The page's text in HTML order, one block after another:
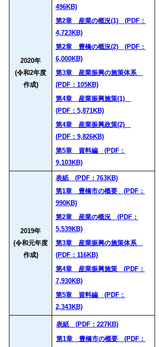
2020年
(令和2年度
作成)
496KB)
第2章 産業の概況(1) (PDF：
4,723KB)
第2章 豊橋の概況(2) (PDF：
6,000KB)
第3章 産業振興の施策体系
(PDF：105KB)
第4章 産業振興施策(1)
(PDF：5,871KB)
第4章 産業振興政策(2)
(PDF：9,826KB)
第5章 資料編 (PDF：
9,103KB)
2019年
(令和元年度
作成)
表紙 (PDF：763KB)
第1章 豊橋市の概要 (PDF：
990KB)
第2章 産業の概況 (PDF：
5,539KB)
第3章 産業振興の施策体系
(PDF：116KB)
第4章 産業振興施策 (PDF：
7,930KB)
第5章 資料編 (PDF：
2,343KB)
表紙 (PDF：227KB)
第1章 豊橋市の概要 (PDF：